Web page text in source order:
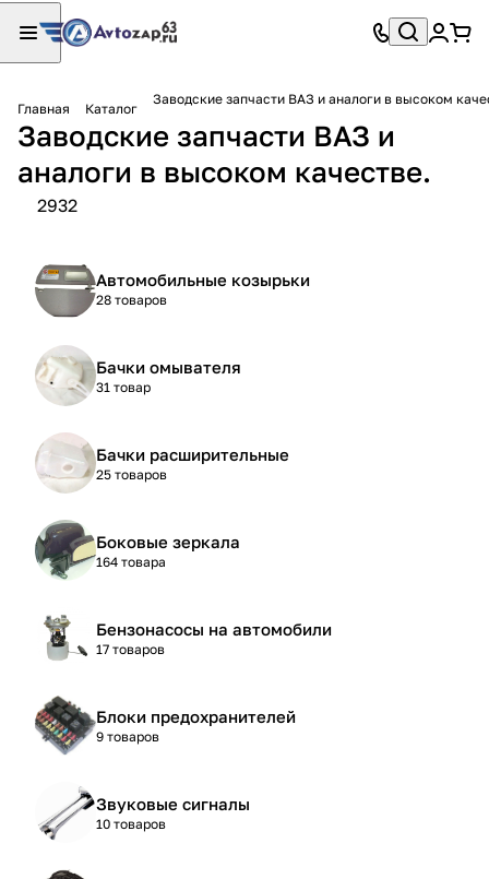
Главная Каталог
Заводские запчасти ВАЗ и аналоги в высоком
Заводские запчасти ВАЗ и
аналоги в высоком качестве.
2932
Автомобильные козырьки
28 товаров
Бачки омывателя
31 товар
Бачки расширительные
25 товаров
Боковые зеркала
164 товара
Бензонасосы на автомобили
17 товаров
Блоки предохранителей
9 товаров
Звуковые сигналы
10 товаров